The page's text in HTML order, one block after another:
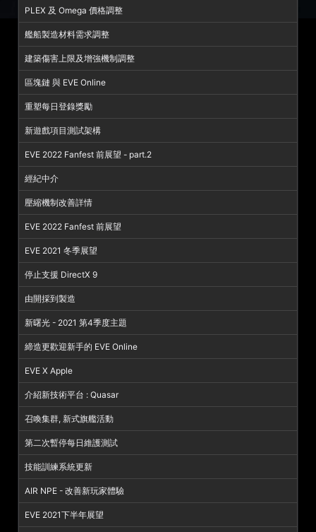
PLEX 及 Omega 價格調整
艦船製造材料需求調整
建築傷害上限及增強機制調整
區塊鏈 與 EVE Online
重塑每日登錄獎勵
新遊戲項目測試架構
EVE 2022 Fanfest 前展望 - part.2
經紀中介
壓縮機制改善詳情
EVE 2022 Fanfest 前展望
EVE 2021 冬季展望
停止支援 DirectX 9
由開採到製造
新曙光 - 2021 第4季度主題
締造更歡迎新手的 EVE Online
EVE X Apple
介紹新技術平台 : Quasar
召喚集群, 新式旗艦活動
第二次暫停每日維護測試
技能訓練系統更新
AIR NPE - 改善新玩家體驗
EVE 2021下半年展望